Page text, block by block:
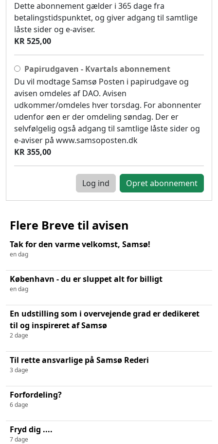
Dette abonnement gælder i 365 dage fra
betalingstidspunktet, og giver adgang til samtlige
låste sider og e-aviser.
KR 525,00
Papirudgaven - Kvartals abonnement
Du vil modtage Samsø Posten i papirudgave og
avisen omdeles af DAO. Avisen
udkommer/omdeles hver torsdag. For abonnenter
udenfor øen er der omdeling søndag. Der er
selvfølgelig også adgang til samtlige låste sider og
e-aviser på www.samsoposten.dk
KR 355,00
Log ind
Flere Breve til avisen
Tak for den varme velkomst, Samsø!
en dag
København - du er sluppet alt for billigt
en dag
En udstilling som i overvejende grad er dedikeret
til og inspireret af Samsø
2 dage
Til rette ansvarlige på Samsø Rederi
3 dage
Forfordeling?
6 dage
Fryd dig ....
7 dage